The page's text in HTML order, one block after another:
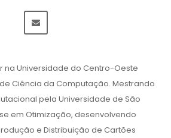
na Universidade do Centro-Oeste
de Ciência da Computação. Mestrando
pela Universidade de São
em Otimização, desenvolvendo
e Distribuição de Cartões